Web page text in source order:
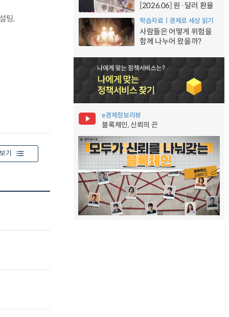
팅,
기
[2026.06] 원·달러 환율
학습자료ㅣ경제로 세상 읽기
사람들은 어떻게 위험을
함께 나누어 왔을까?
e경제정보리뷰
블록체인, 신뢰의 끈